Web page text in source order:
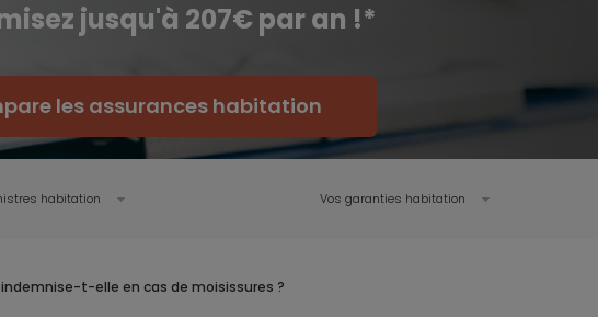
jusqu'à 207€ par an !*
les assurances habitation
habitation Vos garanties habitation
t-elle en cas de moisissures ?